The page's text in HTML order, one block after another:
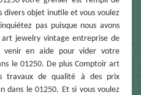
divers objet inutile et vous voulez
pas puisque nous avons
jewelry vintage entreprise de
venir en aide pour vider votre
le 01250. De plus Comptoir art
travaux de qualité à des prix
dans le 01250. Et si vous voulez